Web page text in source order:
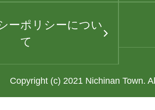
ーポリシーについ
て
Copyright (c) 2021 Nichinan Town.